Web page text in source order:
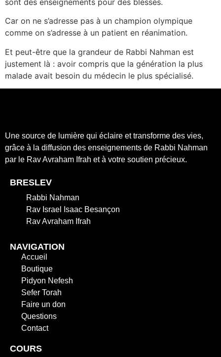
sont des enseignements pour des blessés.
Car on ne s’adresse pas à un champion olympique
comme on s’adresse à un patient en réanimation.
Et peut-être que la grandeur de Rabbi Nahman est
justement là : avoir compris que la génération la plus
malade avait besoin du médecin le plus spécialisé.
Une source de lumière qui éclaire et transforme des vies,
grâce à la diffusion des enseignements de Rabbi Nahman
par le Rav Avraham Ifrah et à votre soutien précieux.
BRESLEV
Rabbi Nahman
Rav Israel Isaac Besançon
Rav Avraham Ifrah
NAVIGATION
Accueil
Boutique
Pidyon Nefesh
Sefer Torah
Faire un don
Questions
Contact
COURS